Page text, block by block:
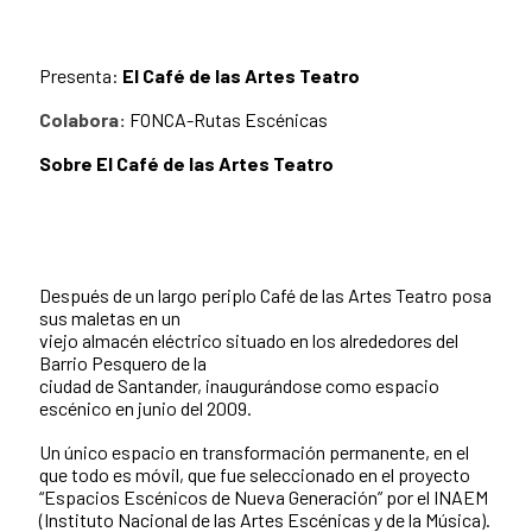
Presenta: El Café de las Artes Teatro
Colabora: FONCA-Rutas Escénicas
Sobre El Café de las Artes Teatro
Después de un largo periplo Café de las Artes Teatro posa
sus maletas en un
viejo almacén eléctrico situado en los alrededores del
Barrio Pesquero de la
ciudad de Santander, inaugurándose como espacio
escénico en junio del 2009.
Un único espacio en transformación permanente, en el
que todo es móvil, que fue seleccionado en el proyecto
“Espacios Escénicos de Nueva Generación” por el INAEM
(Instituto Nacional de las Artes Escénicas y de la Música).